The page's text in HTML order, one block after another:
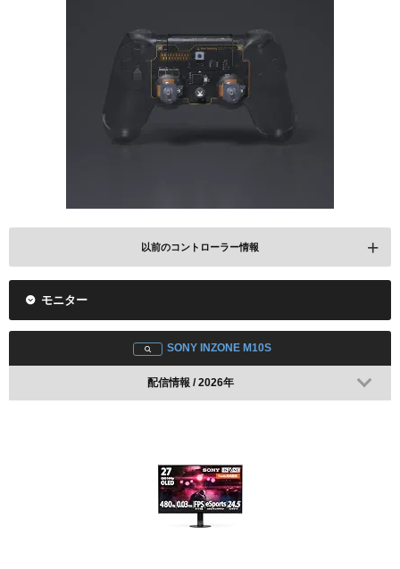
以前のコントローラー情報
配信情報 / 2026年
モニター
SONY INZONE M10S
配信情報 / 2026年